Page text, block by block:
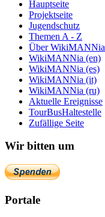
Hauptseite
Projektseite
Jugendschutz
Themen A - Z
Über WikiMANNia
WikiMANNia (en)
WikiMANNia (es)
WikiMANNia (it)
WikiMANNia (ru)
Aktuelle Ereignisse
TourBusHaltestelle
Zufällige Seite
Wir bitten um
Portale